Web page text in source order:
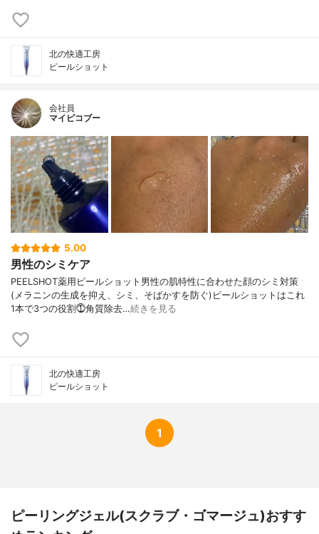
北の快適工房
ピールショット
会社員
マイピコブー
5.00
男性のシミケア
PEELSHOT薬用ピールショット男性の肌特性に合わせた顔のシミ対策
(メラニンの生成を抑え、シミ、そばかすを防ぐ)ピールショットはこれ
1本で3つの役割⓵角質除去…続きを見る
北の快適工房
ピールショット
1
ピーリングジェル(スクラブ・ゴマージュ)おすす